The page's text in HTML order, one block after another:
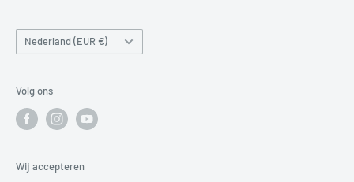
Land/regio
Nederland (EUR €)
Volg ons
Wij accepteren